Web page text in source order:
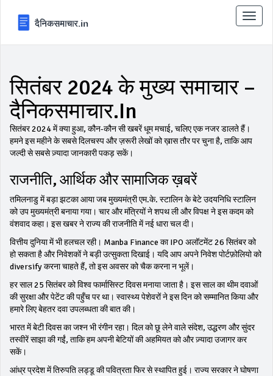
टॉगल
से
सितंबर 2024 के मुख्य समाचार –
दैनिकसमाचार.in
सितंबर 2024 में क्या हुआ, कौन-कौन सी खबरें धूम मचाई, चलिए एक नजर डालते हैं।
हमने इस महीने के सबसे दिलचस्प और ज़रूरी लेखों को ख़ास तौर पर चुना है, ताकि आप
जल्दी से सबसे ज़्यादा जानकारी पकड़ सकें।
राजनीति, आर्थिक और सामाजिक ख़बरें
तमिलनाडु में बड़ा झटका आया जब मुख्यमंत्री एम.के. स्टालिन के बेटे उदयनिधि स्टालिन
को उप मुख्यमंत्री बनाया गया। चार और मंत्रियों ने शपथ ली और विपक्ष ने इस कदम को
वंशवाद कहा। इस खबर ने राज्य की राजनीति में नई धारा चल दी।
वित्तीय दुनिया में भी हलचल रही। Manba Finance का IPO अलॉटमेंट 26 सितंबर को
हो सकता है और निवेशकों ने बड़ी उत्सुकता दिखाई। यदि आप अपने निवेश पोर्टफ़ोलियो को
diversify करना चाहते हैं, तो इस अवसर को चैक करना न भूलें।
हर साल 25 सितंबर को विश्व फार्मासिस्ट दिवस मनाया जाता है। इस साल का थीम दवाओं
की सुरक्षा और पेटेंट की पहुँच पर था। स्वास्थ्य पेशेवरों ने इस दिन को सम्मानित किया और
हमारे लिए बेहतर दवा उपलब्धता की बात की।
भारत में बेटी दिवस का जश्न भी रंगीन रहा। दिल को छू लेने वाले संदेश, उद्धरण और सुंदर
तस्वीरें साझा की गईं, ताकि हम अपनी बेटियों की अहमियत को और ज़्यादा उजागर कर
सकें।
आंध्र प्रदेश में तिरुपति लड्डू की पवित्रता फिर से स्थापित हुई। राज्य सरकार ने घोषणा